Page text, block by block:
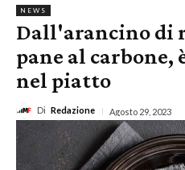
NEWS
Dall'arancino di
pane al carbone,
nel piatto
Di Redazione Agosto 29, 2023